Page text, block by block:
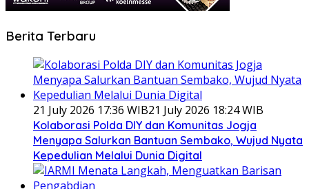
Berita Terbaru
21 July 2026 17:36 WIB21 July 2026 18:24 WIB
Kolaborasi Polda DIY dan Komunitas Jogja
Menyapa Salurkan Bantuan Sembako, Wujud Nyata
Kepedulian Melalui Dunia Digital